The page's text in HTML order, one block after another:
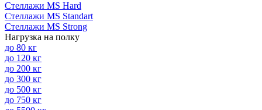
Стеллажи MS Hard
Стеллажи MS Standart
Стеллажи MS Strong
Нагрузка на полку
до 80 кг
до 120 кг
до 200 кг
до 300 кг
до 500 кг
до 750 кг